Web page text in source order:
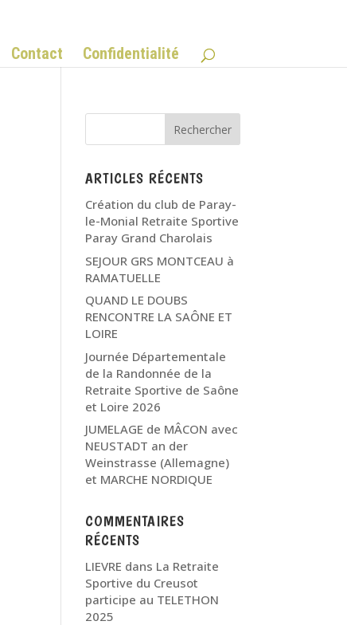
Contact Confidentialité
ARTICLES RÉCENTS
Création du club de Paray-
le-Monial Retraite Sportive
Paray Grand Charolais
SEJOUR GRS MONTCEAU à
RAMATUELLE
QUAND LE DOUBS
RENCONTRE LA SAÔNE ET
LOIRE
Journée Départementale
de la Randonnée de la
Retraite Sportive de Saône
et Loire 2026
JUMELAGE de MÂCON avec
NEUSTADT an der
Weinstrasse (Allemagne)
et MARCHE NORDIQUE
COMMENTAIRES
RÉCENTS
LIEVRE dans La Retraite
Sportive du Creusot
participe au TELETHON
2025